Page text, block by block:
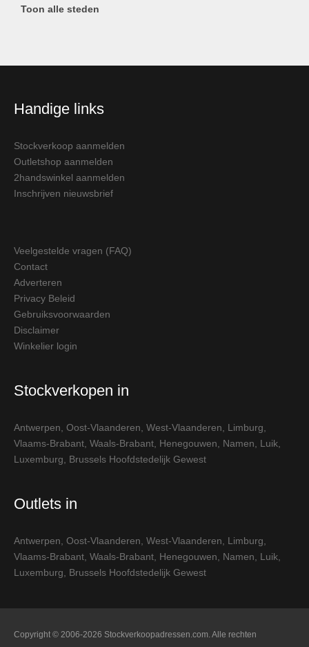
Toon alle steden
Handige links
Stockverkoop aanmelden
Outletshop aanmelden
2handswinkel aanmelden
Inschrijven nieuwsbrief
Veelgestelde vragen (FAQ)
Contact
Adverteren
Privacy Beleid
Gebruiksvoorwaarden
Disclaimer
Winkelier login
Stockverkopen in
Antwerpen Oost-Vlaanderen West-Vlaanderen Limburg
Vlaams-Brabant Waals-Brabant Henegouwen Namen Luik
Luxemburg
Brussels Hoofdstedelijk Gewest
Outlets in
Antwerpen Oost-Vlaanderen West-Vlaanderen Limburg
Vlaams-Brabant Waals-Brabant Henegouwen Namen Luik
Luxemburg
Brussels Hoofdstedelijk Gewest
Copyright © 2006-2026 Stockverkoopadressen.com. Alle rechten